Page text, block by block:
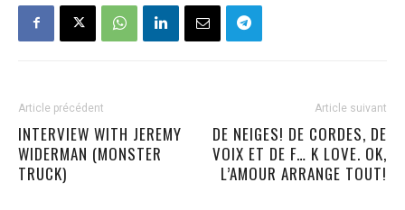
Article précédent
INTERVIEW WITH JEREMY
WIDERMAN (MONSTER
TRUCK)
Article suivant
DE NEIGES! DE CORDES, DE
VOIX ET DE F… K LOVE. OK,
L’AMOUR ARRANGE TOUT!